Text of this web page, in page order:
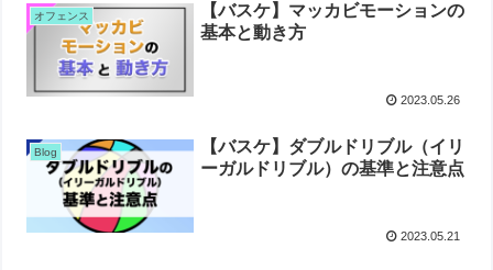
オフェンス
【バスケ】マッカビモーションの
基本と動き方
2023.05.26
Blog
【バスケ】ダブルドリブル（イリ
ーガルドリブル）の基準と注意点
2023.05.21